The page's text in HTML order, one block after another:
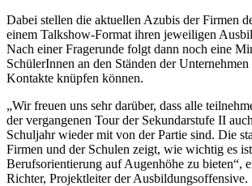
Dabei stellen die aktuellen Azubis der Firmen
einem Talkshow-Format ihren jeweiligen
Nach einer Fragerunde folgt dann noch eine
SchülerInnen an den Ständen der
Kontakte knüpfen können.
„Wir freuen uns sehr darüber, dass alle
der vergangenen Tour der Sekundarstufe II
Schuljahr wieder mit von der Partie sind. Die
Firmen und der Schulen zeigt, wie wichtig es
Berufsorientierung auf Augenhöhe zu bieten“,
Richter, Projektleiter der Ausbildungsoffensive.